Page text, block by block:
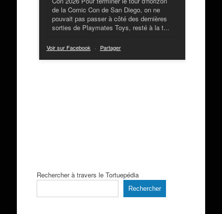
de la Comic Con de San Diego, on ne
pouvait pas passer à côté des dernières
sorties de Playmates Toys, resté à la t...
Voir sur Facebook · Partager
Rechercher à travers le Tortuepédia
Rechercher